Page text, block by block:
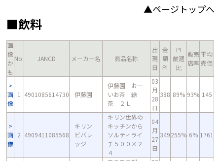
▲ページトップへ
■飲料
画
像
か
も
No. JANCD メーカー名 商品名称
出
現
日
金
額
PI
PI
前週
比
販売
店率
平均
売価
画
像
1 4901085614730 伊藤園
伊藤園 おー
いお茶 緑
茶 ２Ｌ
03
月
28
日
388 89% 93% 145
画
像
2 4909411085568
キリン
ビバレ
ッジ
キリン世界の
キッチンから
ソルティライ
チ５００×２
４
04
月
27
日
349255% 6% 1761